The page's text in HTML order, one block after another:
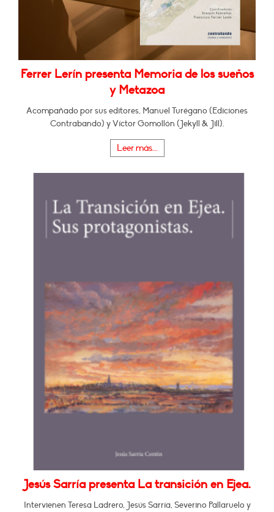
Ferrer Lerín presenta Memoria de los sueños
y Metazoa
Acompañado por sus editores, Manuel Turégano (Ediciones
Contrabando) y Víctor Gomollón (Jekyll & Jill).
Leer más...
Jesús Sarría presenta La transición en Ejea.
Intervienen Teresa Ladrero, Jesús Sarría, Severino Pallaruelo y